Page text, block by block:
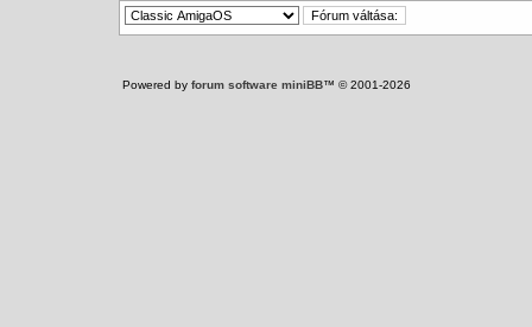
Powered by forum software miniBB™ © 2001-2026